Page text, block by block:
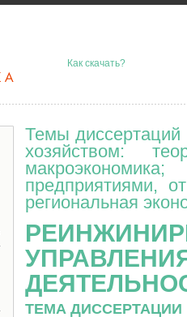
Как скачать?
Темы диссертаций
хозяйством:
предприятиями,
региональная
ТЕМА